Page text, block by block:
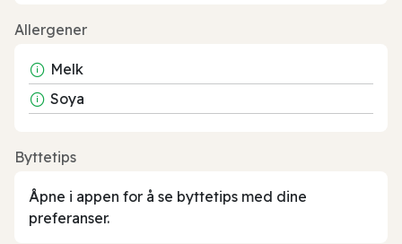
Allergener
Melk
Soya
Byttetips
Åpne i appen for å se byttetips med dine
preferanser.